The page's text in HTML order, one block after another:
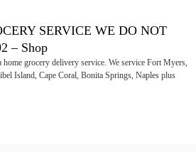
SERVICE WE DO NOT
– Shop
grocery delivery service. We service Fort Myers,
Island, Cape Coral, Bonita Springs, Naples plus